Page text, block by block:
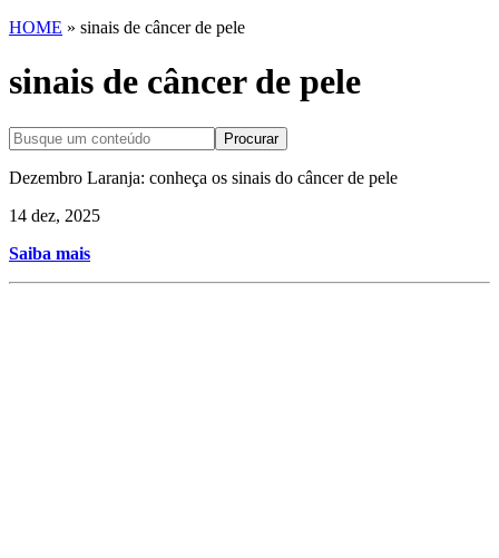
HOME » sinais de câncer de pele
sinais de câncer de pele
Procurar
Dezembro Laranja: conheça os sinais do câncer de pele
14 dez, 2025
Saiba mais